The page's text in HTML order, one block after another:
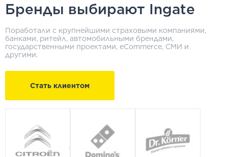
Бренды выбирают Ingate
Поработали с крупнейшими страховыми компаниями,
банками, ритейл, автомобильными брендами,
государственными проектами, eСommerce, СМИ и
другими.
Стать клиентом